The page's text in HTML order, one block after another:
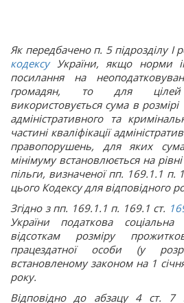
Як передбачено п. 5 підрозділу І
кодексуУкраїни, якщо норми
посилання на
громадян, то для цілей
використовується сума в
адміністративного та
частині кваліфікації
правопорушень, для яких сума
мінімуму встановлюється на
пільги, визначеної пп. 169.1.1 п.
цього Кодексу для відповідного
Згідно з пп. 169.1.1 п. 169.1 ст.
України податкова
відсоткам розміру
працездатної особи (у
встановленому законом на 1
року.
Відповідно до абзацу 4 ст. 7